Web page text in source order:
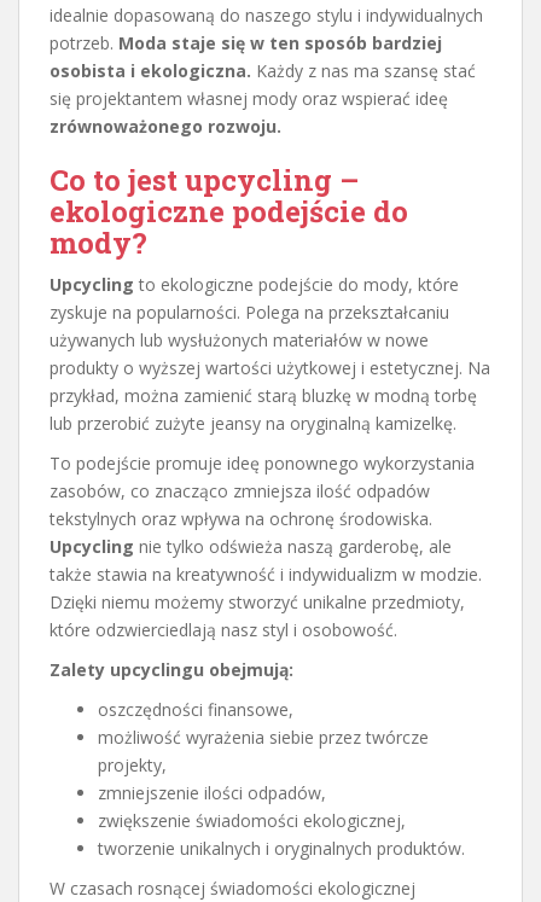
idealnie dopasowaną do naszego stylu i indywidualnych
potrzeb. Moda staje się w ten sposób bardziej
osobista i ekologiczna. Każdy z nas ma szansę stać
się projektantem własnej mody oraz wspierać ideę
zrównoważonego rozwoju.
Co to jest upcycling –
ekologiczne podejście do
mody?
Upcycling to ekologiczne podejście do mody, które
zyskuje na popularności. Polega na przekształcaniu
używanych lub wysłużonych materiałów w nowe
produkty o wyższej wartości użytkowej i estetycznej. Na
przykład, można zamienić starą bluzkę w modną torbę
lub przerobić zużyte jeansy na oryginalną kamizelkę.
To podejście promuje ideę ponownego wykorzystania
zasobów, co znacząco zmniejsza ilość odpadów
tekstylnych oraz wpływa na ochronę środowiska.
Upcycling nie tylko odświeża naszą garderobę, ale
także stawia na kreatywność i indywidualizm w modzie.
Dzięki niemu możemy stworzyć unikalne przedmioty,
które odzwierciedlają nasz styl i osobowość.
Zalety upcyclingu obejmują:
oszczędności finansowe,
możliwość wyrażenia siebie przez twórcze
projekty,
zmniejszenie ilości odpadów,
zwiększenie świadomości ekologicznej,
tworzenie unikalnych i oryginalnych produktów.
W czasach rosnącej świadomości ekologicznej